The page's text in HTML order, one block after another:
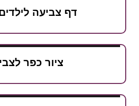
דף צביעה
ציור כפר